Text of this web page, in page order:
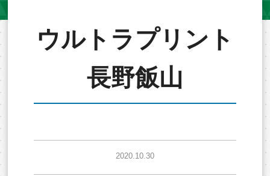
ウルトラプリント
長野飯山
2020.10.30